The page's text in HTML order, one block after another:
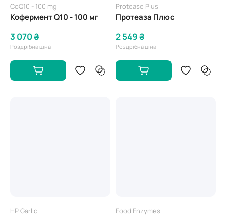
CoQ10 - 100 mg
Кофермент Q10 - 100 мг
3 070 ₴
Роздрібна ціна
Protease Plus
Протеаза Плюс
2 549 ₴
Роздрібна ціна
HP Garlic Food Enzymes